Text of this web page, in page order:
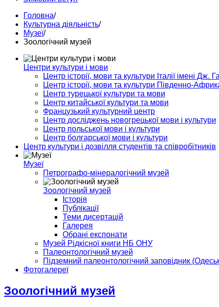
Головна/
Культурна діяльність/
Музеї/
Зоологічний музей
Центри культури і мови
Центр історії, мови та культури Італії імені Дж.
Центр історії, мови та культури Південно-
Центр турецької культури та мови
Центр китайської культури та мови
Французький культурний центр
Центр досліджень новогрецької мови і культури
Центр польської мови і культури
Центр болгарської мови і культури
Центр культури і дозвілля студентів та співробітників
Музеї
Петрографо-мінералогічний музей
Зоологічний музей
Історія
Публікації
Теми дисертацій
Галерея
Обрані експонати
Музей Рідкісної книги НБ ОНУ
Палеонтологічний музей
Підземний палеонтологічний заповідник
Фотогалереї
Зоологічний музей